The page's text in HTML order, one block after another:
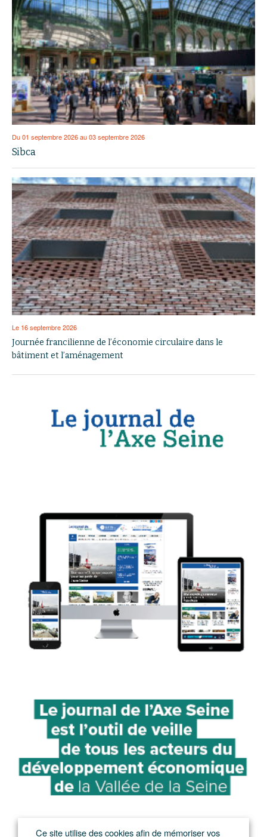
Du 01 septembre 2026 au 03 septembre 2026
Sibca
Le 16 septembre 2026
Journée francilienne de l’économie circulaire dans le
bâtiment et l’aménagement
Ce site utilise des cookies afin de mémoriser vos